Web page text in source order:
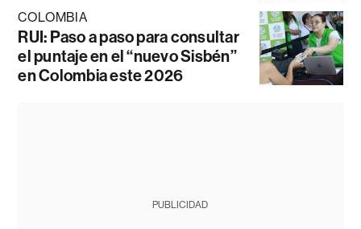
COLOMBIA
RUI: Paso a paso para consultar
el puntaje en el “nuevo Sisbén”
en Colombia este 2026
PUBLICIDAD